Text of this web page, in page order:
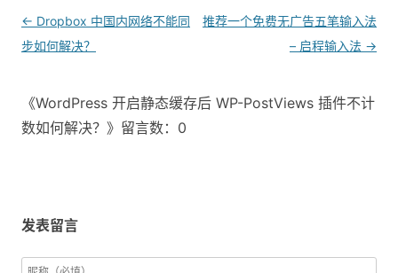
Post
navigation
← Dropbox 中国内网络不能同
步如何解决？
推荐一个免费无广告五笔输入法
– 启程输入法 →
《WordPress 开启静态缓存后 WP-PostViews 插件不计
数如何解决？》留言数：0
发表留言